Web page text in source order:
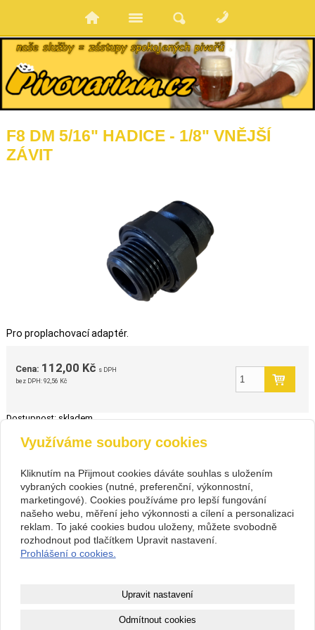
F8 DM 5/16" HADICE - 1/8" VNĚJŠÍ
ZÁVIT
Pro proplachovací adaptér.
Cena: 112,00 Kč s DPH
bez DPH:92,56 Kč
Dostupnost: skladem
zpět
Kontakt
PIVOVARIUM.CZ s.r.o.
Na Cihlářce 2766/22 , Praha 5
14199572
CZ14199572
+420 734 846 489
+420 603 807 831
pivovarium@pivovarium.cz
Facebook
Využíváme soubory cookies
Kliknutím na Přijmout cookies dáváte souhlas s uložením
vybraných cookies (nutné, preferenční, výkonnostní,
marketingové). Cookies používáme pro lepší fungování
našeho webu, měření jeho výkonnosti a cílení a personalizaci
reklam. To jaké cookies budou uloženy, můžete svobodně
rozhodnout pod tlačítkem Upravit nastavení.
Prohlášení o cookies.
Upravit nastavení
Odmítnout cookies